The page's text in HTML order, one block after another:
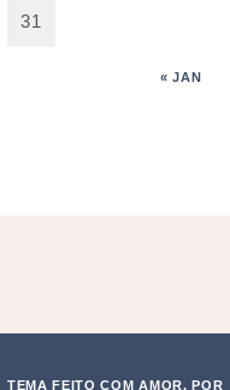
31
« JAN
TEMA FEITO COM AMOR, POR